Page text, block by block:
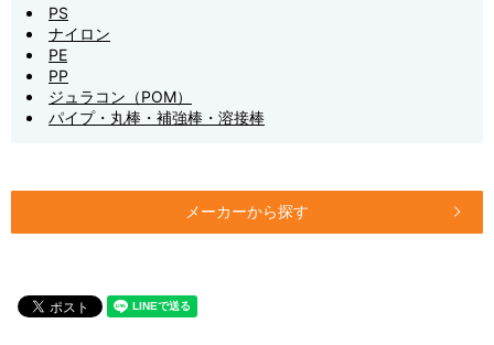
PS
ナイロン
PE
PP
ジュラコン（POM）
パイプ・丸棒・補強棒・溶接棒
メーカーから探す